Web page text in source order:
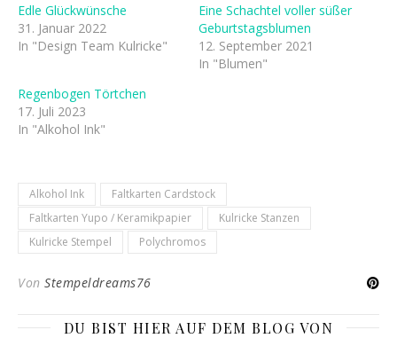
Edle Glückwünsche
31. Januar 2022
In "Design Team Kulricke"
Eine Schachtel voller süßer
Geburtstagsblumen
12. September 2021
In "Blumen"
Regenbogen Törtchen
17. Juli 2023
In "Alkohol Ink"
Alkohol Ink
Faltkarten Cardstock
Faltkarten Yupo / Keramikpapier
Kulricke Stanzen
Kulricke Stempel
Polychromos
Von Stempeldreams76
DU BIST HIER AUF DEM BLOG VON